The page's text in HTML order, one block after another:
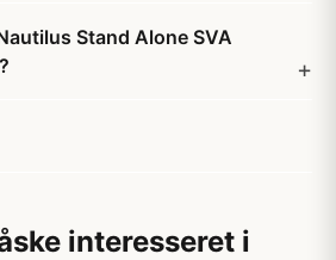
Stand Alone SVA
interesseret i